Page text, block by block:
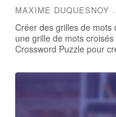
MAXIME DUQUESNOY
Créer des grilles de mots
une grille de mots
Crossword Puzzle pour